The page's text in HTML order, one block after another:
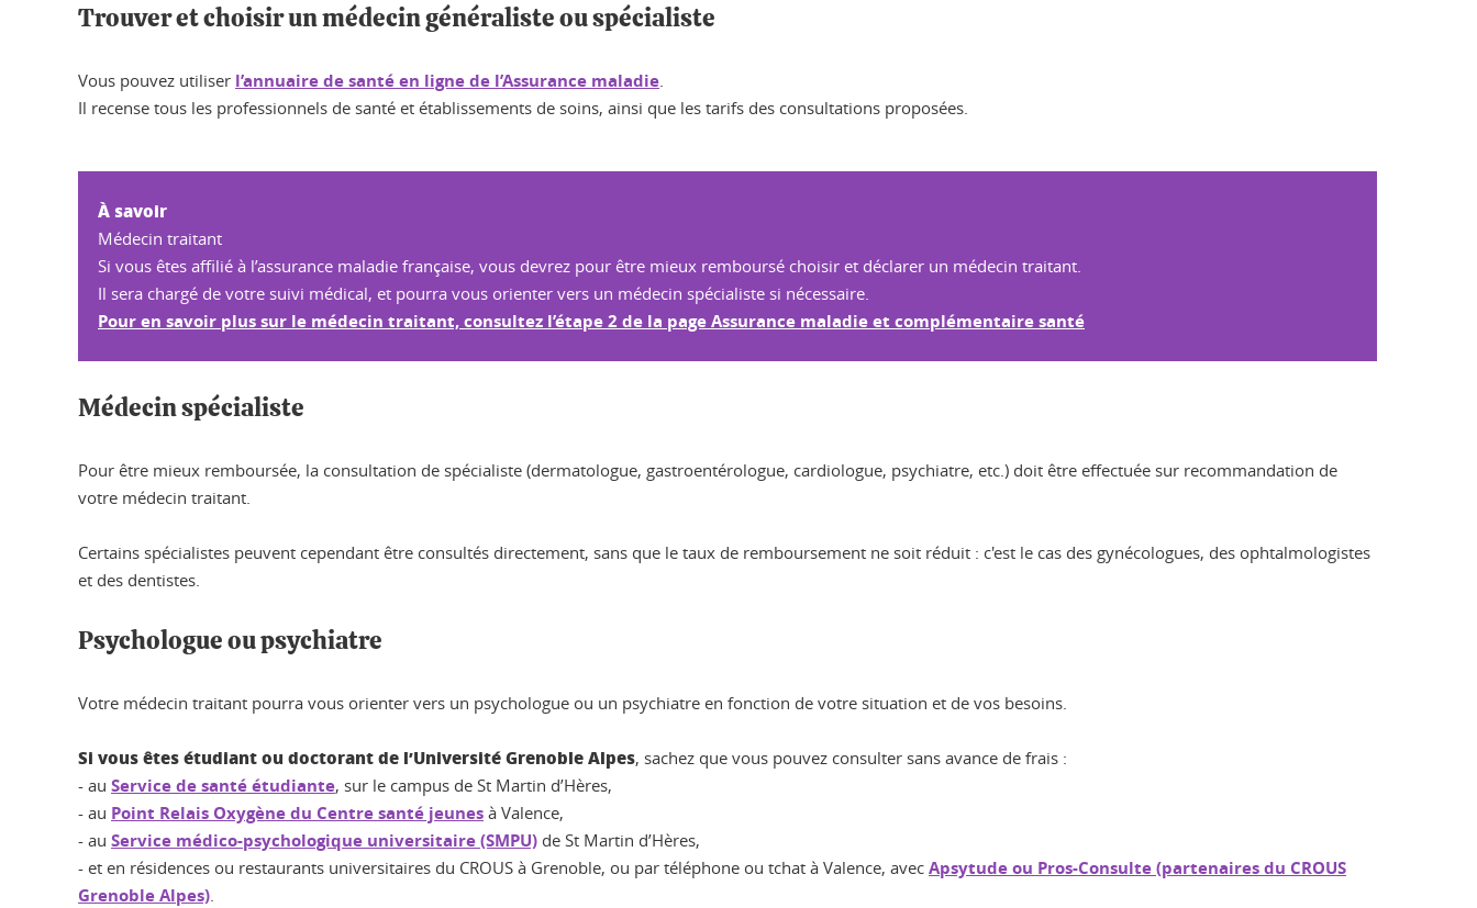
Trouver et choisir un médecin généraliste ou spécialiste
Vous pouvez utiliser l’annuaire de santé en ligne de l’Assurance maladie.
Il recense tous les professionnels de santé et établissements de soins, ainsi que les tarifs des consultations proposées.
À savoir
Médecin traitant
Si vous êtes affilié à l’assurance maladie française, vous devrez pour être mieux remboursé choisir et déclarer un médecin traitant.
Il sera chargé de votre suivi médical, et pourra vous orienter vers un médecin spécialiste si nécessaire.
Pour en savoir plus sur le médecin traitant, consultez l’étape 2 de la page Assurance maladie et complémentaire santé
Médecin spécialiste
Pour être mieux remboursée, la consultation de spécialiste (dermatologue, gastroentérologue, cardiologue, psychiatre, etc.) doit être effectuée sur recommandation de
votre médecin traitant.
Certains spécialistes peuvent cependant être consultés directement, sans que le taux de remboursement ne soit réduit : c'est le cas des gynécologues, des ophtalmologistes
et des dentistes.
Psychologue ou psychiatre
Votre médecin traitant pourra vous orienter vers un psychologue ou un psychiatre en fonction de votre situation et de vos besoins.
Si vous êtes étudiant ou doctorant de l’Université Grenoble Alpes, sachez que vous pouvez consulter sans avance de frais :
- au Service de santé étudiante, sur le campus de St Martin d’Hères,
- au Point Relais Oxygène du Centre santé jeunes à Valence,
- au Service médico-psychologique universitaire (SMPU) de St Martin d’Hères,
- et en résidences ou restaurants universitaires du CROUS à Grenoble, ou par téléphone ou tchat à Valence, avec Apsytude ou Pros-Consulte (partenaires du CROUS
Grenoble Alpes).